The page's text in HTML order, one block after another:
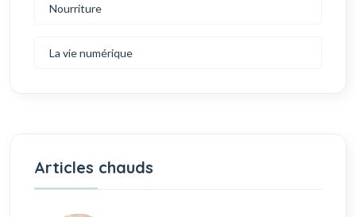
Nourriture
La vie numérique
Articles chauds